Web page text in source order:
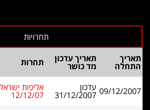
תאריך
התחלה
תאריך עדכון
מד כושר תחרות
09/12/2007 עדכון
31/12/2007
12/12/07